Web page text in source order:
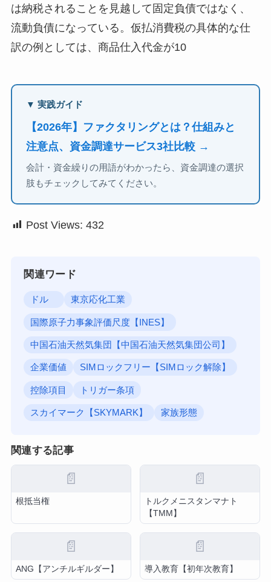
は納税されることを見越して固定負債ではなく、
流動負債になっている。仮払消費税の具体的な仕
訳の例としては、商品仕入代金が10
▼ 実践ガイド
【2026年】ファクタリングとは？仕組みと
注意点、資金調達サービス3社比較 →
会計・資金繰りの用語がわかったら、資金調達の選択
肢もチェックしてみてください。
Post Views: 432
関連ワード
ドル 東京応化工業
国際原子力事象評価尺度【INES】
中国石油天然気集団【中国石油天然気集団公司】
企業価値 SIMロックフリー【SIMロック解除】
控除項目 トリガー条項
スカイマーク【SKYMARK】 家族形態
関連する記事
📄
根抵当権
📄
トルクメニスタンマナト
【TMM】
📄
ANG【アンチルギルダー】
📄
導入教育【初年次教育】